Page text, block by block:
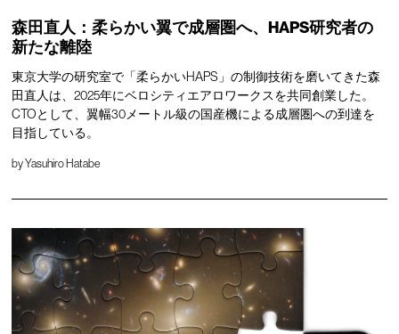
森田直人：柔らかい翼で成層圏へ、HAPS研究者の
新たな離陸
東京大学の研究室で「柔らかいHAPS」の制御技術を磨いてきた森
田直人は、2025年にベロシティエアロワークスを共同創業した。
CTOとして、翼幅30メートル級の国産機による成層圏への到達を
目指している。
byYasuhiro Hatabe